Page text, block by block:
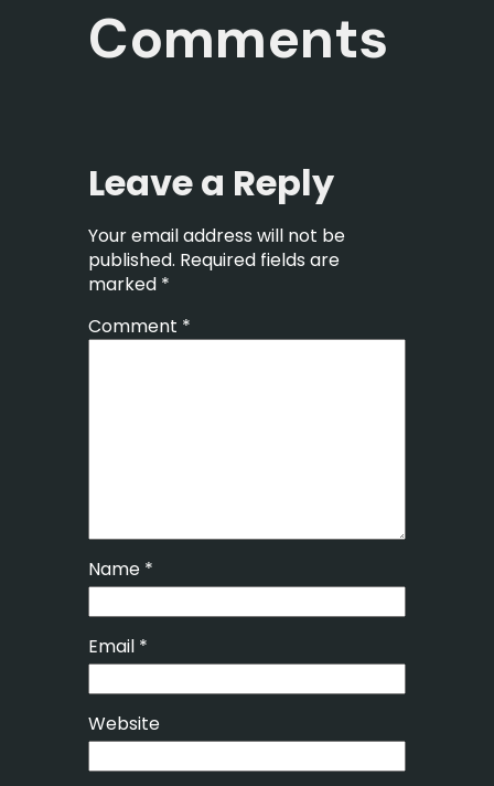
Comments
Leave a Reply
Your email address will not be
published. Required fields are
marked *
Comment *
Name *
Email *
Website